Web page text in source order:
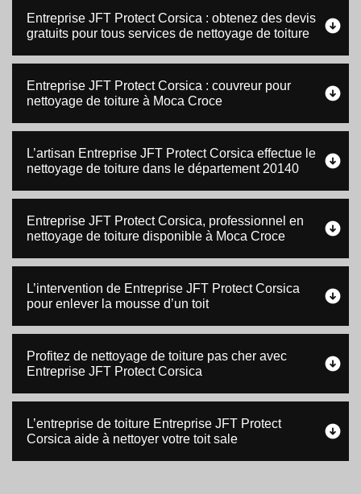
Entreprise JFT Protect Corsica : obtenez des devis
gratuits pour tous services de nettoyage de toiture
Entreprise JFT Protect Corsica : couvreur pour
nettoyage de toiture à Moca Croce
L’artisan Entreprise JFT Protect Corsica effectue le
nettoyage de toiture dans le département 20140
Entreprise JFT Protect Corsica, professionnel en
nettoyage de toiture disponible à Moca Croce
L’intervention de Entreprise JFT Protect Corsica
pour enlever la mousse d’un toit
Profitez de nettoyage de toiture pas cher avec
Entreprise JFT Protect Corsica
L’entreprise de toiture Entreprise JFT Protect
Corsica aide à nettoyer votre toit sale